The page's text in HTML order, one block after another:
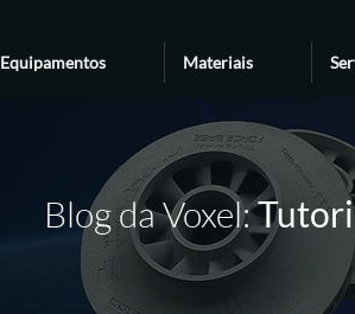
Equipamentos Materiais
Blog da Voxel: